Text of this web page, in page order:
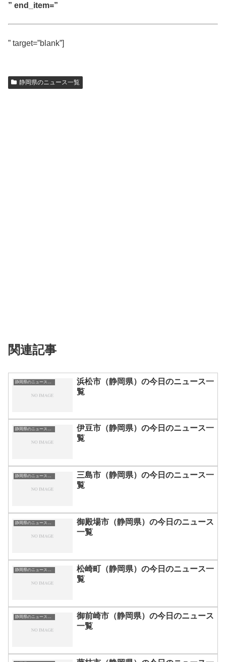
” end_item=”
” target=”blank”]
静岡県のニュース一覧
関連記事
静岡県のニュース一覧
浜松市（静岡県）の今日のニュース一
覧
静岡県のニュース一覧
伊豆市（静岡県）の今日のニュース一
覧
静岡県のニュース一覧
三島市（静岡県）の今日のニュース一
覧
静岡県のニュース一覧
御殿場市（静岡県）の今日のニュース
一覧
静岡県のニュース一覧
松崎町（静岡県）の今日のニュース一
覧
静岡県のニュース一覧
御前崎市（静岡県）の今日のニュース
一覧